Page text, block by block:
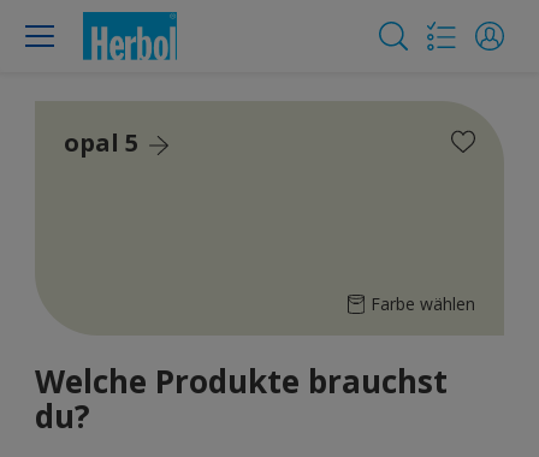
opal 5
Farbe wählen
Welche Produkte brauchst
du?